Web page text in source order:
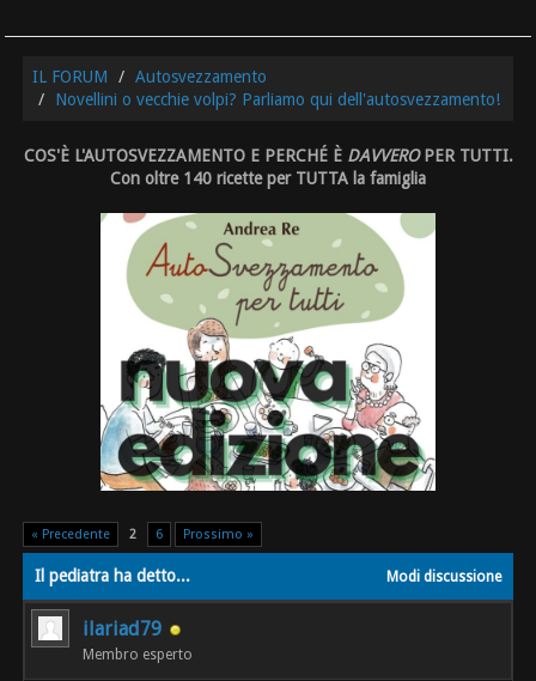
IL FORUM
Autosvezzamento
Novellini o vecchie volpi? Parliamo qui dell'autosvezzamento!
COS'È L'AUTOSVEZZAMENTO E PERCHÉ È DAVVEROPER TUTTI.
Con oltre 140 ricette per TUTTA la famiglia
« Precedente 2 6 Prossimo »
Modi discussione
Il pediatra ha detto...
ilariad79
Membro esperto